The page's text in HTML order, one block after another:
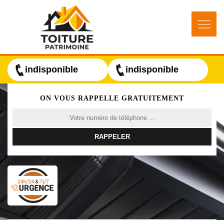
indisponible indisponible
ON VOUS RAPPELLE GRATUITEMENT